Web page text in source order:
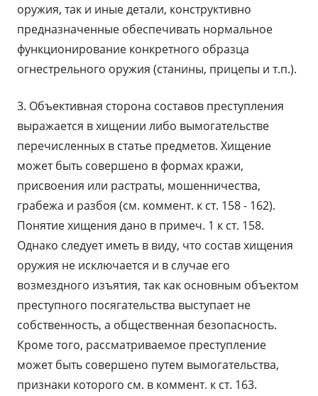
оружия, так и иные детали, конструктивно
предназначенные обеспечивать нормальное
функционирование конкретного образца
огнестрельного оружия (станины, прицепы и т.п.).
3. Объективная сторона составов преступления
выражается в хищении либо вымогательстве
перечисленных в статье предметов. Хищение
может быть совершено в формах кражи,
присвоения или растраты, мошенничества,
грабежа и разбоя (см. коммент. к ст. 158 - 162).
Понятие хищения дано в примеч. 1 к ст. 158.
Однако следует иметь в виду, что состав хищения
оружия не исключается и в случае его
возмездного изъятия, так как основным объектом
преступного посягательства выступает не
собственность, а общественная безопасность.
Кроме того, рассматриваемое преступление
может быть совершено путем вымогательства,
признаки которого см. в коммент. к ст. 163.